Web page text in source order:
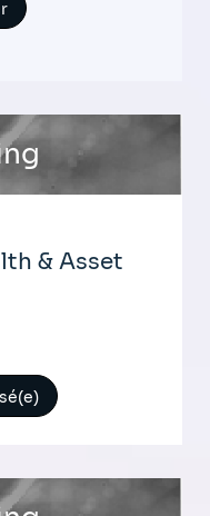
& Asset